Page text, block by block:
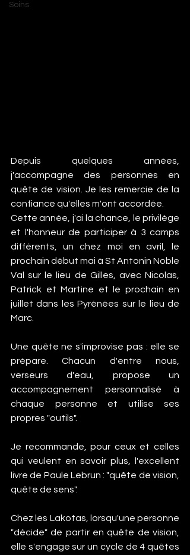
Soins
Depuis quelques années,
j'accompagne des personnes en
quête de vision. Je les remercie de la
confiance qu'elles m'ont accordée.
Cette année, j'ai la chance, le privilège
et l'honneur de participer à 3 camps
différents, un chez moi en avril, le
prochain début mai à St Antonin Noble
Val sur le lieu de Gilles, avec Nicolas,
Patrick et Martine et le prochain en
juillet dans les Pyrénées sur le lieu de
Marc.
Une quête ne s'improvise pas : elle se
prépare. Chacun d'entre nous,
verseurs d'eau, propose un
accompagnement personnalisé à
chaque personne et utilise ses
propres "outils".
Je recommande, pour ceux et celles
qui veulent en savoir plus, l'excellent
livre de Paule Lebrun : "quête de vision,
quête de sens".
Chez les Lakotas, lorsqu'une personne
"décide" de partir en quête de vision,
elle s'engage sur un cycle de 4 quêtes